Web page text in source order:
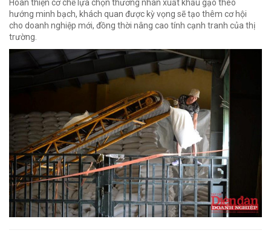
Hoàn thiện cơ chế lựa chọn thương nhân xuất khẩu gạo theo
hướng minh bạch, khách quan được kỳ vọng sẽ tạo thêm cơ hội
cho doanh nghiệp mới, đồng thời nâng cao tính cạnh tranh của thị
trường.